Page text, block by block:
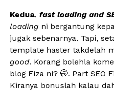
Kedua, fast loading and
loading ni bergantung
jugak sebenarnya. Tapi,
template haster takdelah
good. Korang bolehla
blog Fiza ni? 🤭. Part SEO
Kiranya bonuslah kalau